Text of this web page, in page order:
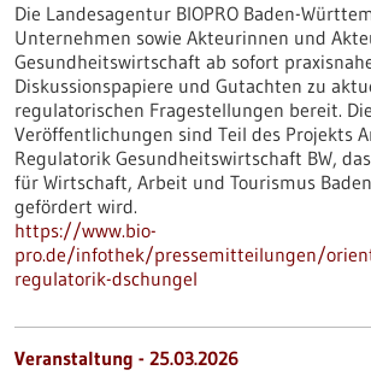
Die Landesagentur BIOPRO Baden-
Unternehmen sowie Akteurinnen und
Gesundheitswirtschaft ab sofort
Diskussionspapiere und Gutachten zu
regulatorischen Fragestellungen bereit. Die
Veröffentlichungen sind Teil des Projekts
Regulatorik Gesundheitswirtschaft BW,
für Wirtschaft, Arbeit und Tourismus
gefördert wird.
https://www.bio-
pro.de/infothek/pressemitteilungen/
regulatorik-dschungel
Veranstaltung - 25.03.2026